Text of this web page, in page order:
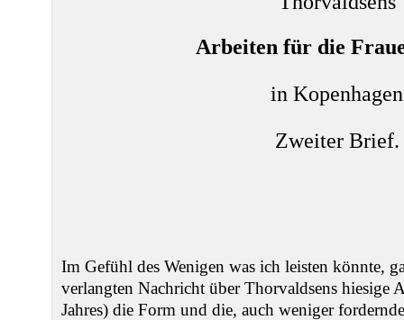
Arbeiten für die
in Kopenhagen
Zweiter Brief.
Im Gefühl des Wenigen was ich leisten könnte,
verlangten Nachricht über Thorvaldsens hiesige
Jahres) die Form und die, auch weniger